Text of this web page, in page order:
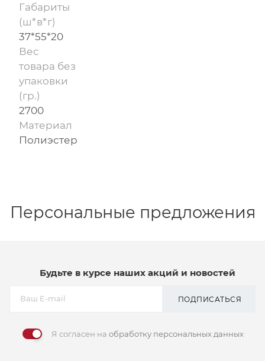
Габариты
(ш*в*г)
37*55*20
Вес
товара без
упаковки
(гр.)
2700
Материал
Полиэстер
Персональные предложения
Будьте в курсе наших акций и новостей
ПОДПИСАТЬСЯ
Я согласен на обработку персональных данных